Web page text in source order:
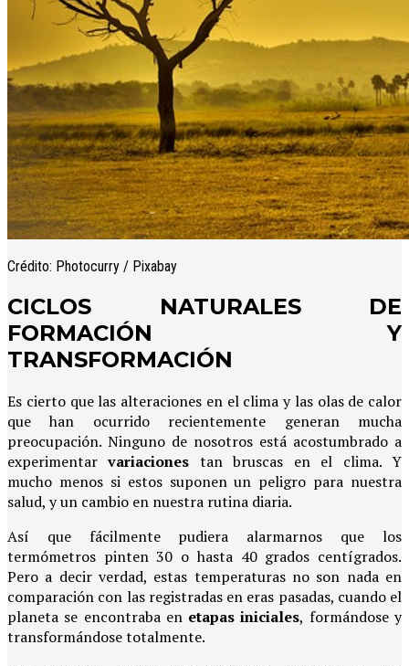
Crédito: Photocurry / Pixabay
CICLOS NATURALES DE
FORMACIÓN Y
TRANSFORMACIÓN
Es cierto que las alteraciones en el clima y las olas de calor
que han ocurrido recientemente generan mucha
preocupación. Ninguno de nosotros está acostumbrado a
experimentarvariaciones tan bruscas en el clima. Y
mucho menos si estos suponen un peligro para nuestra
salud, y un cambio en nuestra rutina diaria.
Así que fácilmente pudiera alarmarnos que los
termómetros pinten 30 o hasta 40 grados centígrados.
Pero a decir verdad, estas temperaturas no son nada en
comparación con las registradas en eras pasadas, cuando el
planeta se encontraba en etapas iniciales, formándose y
transformándose totalmente.